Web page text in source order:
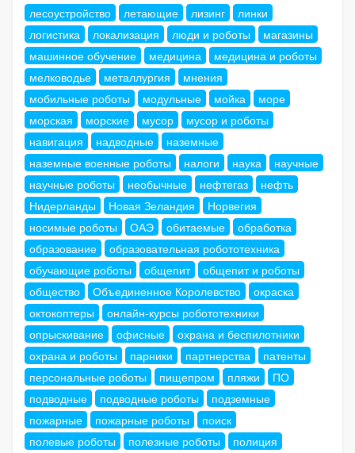
лесоустройство
летающие лизинг
линки
логистика
локализация люди и роботы
магазины
машинное обучение
медицина
медицина и роботы
мелководье
металлургия
мнения
мобильные роботы
модульные мойка
море
морская
морские мусор
мусор и роботы
навигация
надводные
наземные
наземные военные роботы
налоги наука
научные
научные роботы
необычные нефтегаз
нефть
Нидерланды
Новая Зеландия
Норвегия
носимые роботы
ОАЭ обитаемые
обработка
образование
образовательная робототехника
обучающие роботы
общепит
общепит и роботы
общество
Объединенное Королевство
окраска
октокоптеры
онлайн-курсы робототехники
опрыскивание
офисные
охрана и беспилотники
охрана и роботы
парники партнерства
патенты
персональные роботы
пищепром пляжи
ПО
подводные
подводные роботы
подземные
пожарные
пожарные роботы
поиск
полевые роботы
полезные роботы
полиция